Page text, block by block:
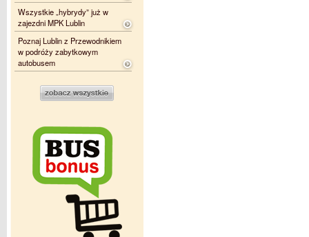
Wszystkie „hybrydy” już w
zajezdni MPK Lublin
Poznaj Lublin z Przewodnikiem
w podróży zabytkowym
autobusem